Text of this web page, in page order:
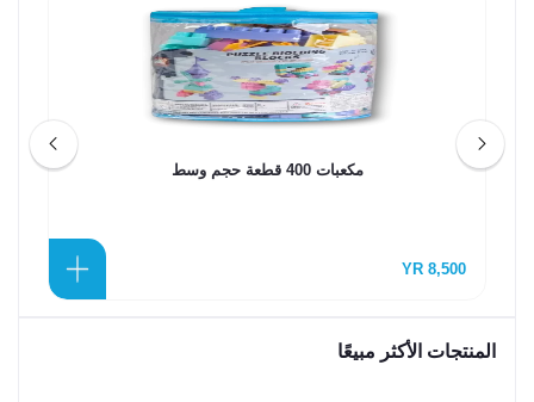
مكعبات 400 قطعة حجم وسط
8,500 YR
المنتجات الأكثر مبيعًا